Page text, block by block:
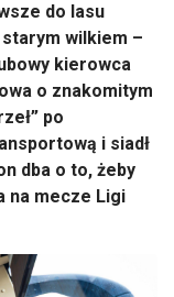
do lasu
wilkiem –
kierowca
o znakomitym
ł” po
i siadł
dba o to, żeby
na mecze Ligi